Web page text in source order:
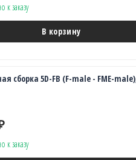
к заказу
В корзину
сборка 5D-FB (F-male - FME-
к заказу